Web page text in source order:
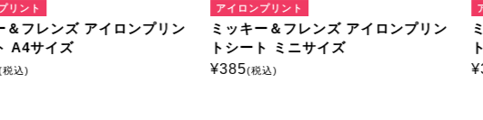
アイロンプリント
ミッキー＆フレンズ アイロンプリン
トシート ミニサイズ
¥
アイロンプリント
ミッキー＆フレンズ アイロ
トシート ミニサイズ